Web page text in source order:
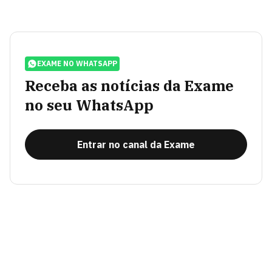
EXAME NO WHATSAPP
Receba as notícias da Exame
no seu WhatsApp
Entrar no canal da Exame